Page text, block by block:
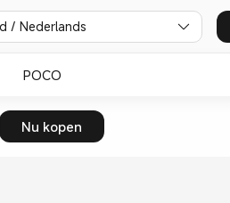
/ Nederlands
POCO
Nu kopen